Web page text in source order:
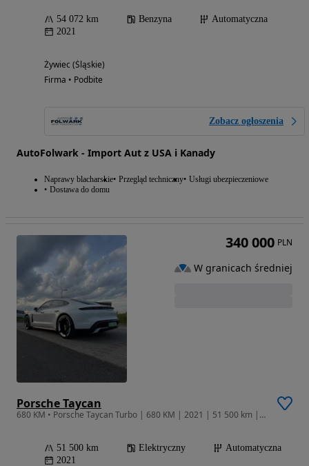
54 072 km Benzyna
Automatyczna
2021
Żywiec (Śląskie)
Firma • Podbite
Zobacz ogłoszenia
AutoFolwark - Import Aut z USA i Kanady
Naprawy blacharskie Przegląd techniczny Usługi ubezpieczeniowe
Dostawa do domu
Porsche Taycan
680 KM • Porsche Taycan Turbo | 680 KM | 2021 | 51 500 km | Porsche Approved
51 500 km Elektryczny
Automatyczna
2021
340 000 PLN
W granicach średniej